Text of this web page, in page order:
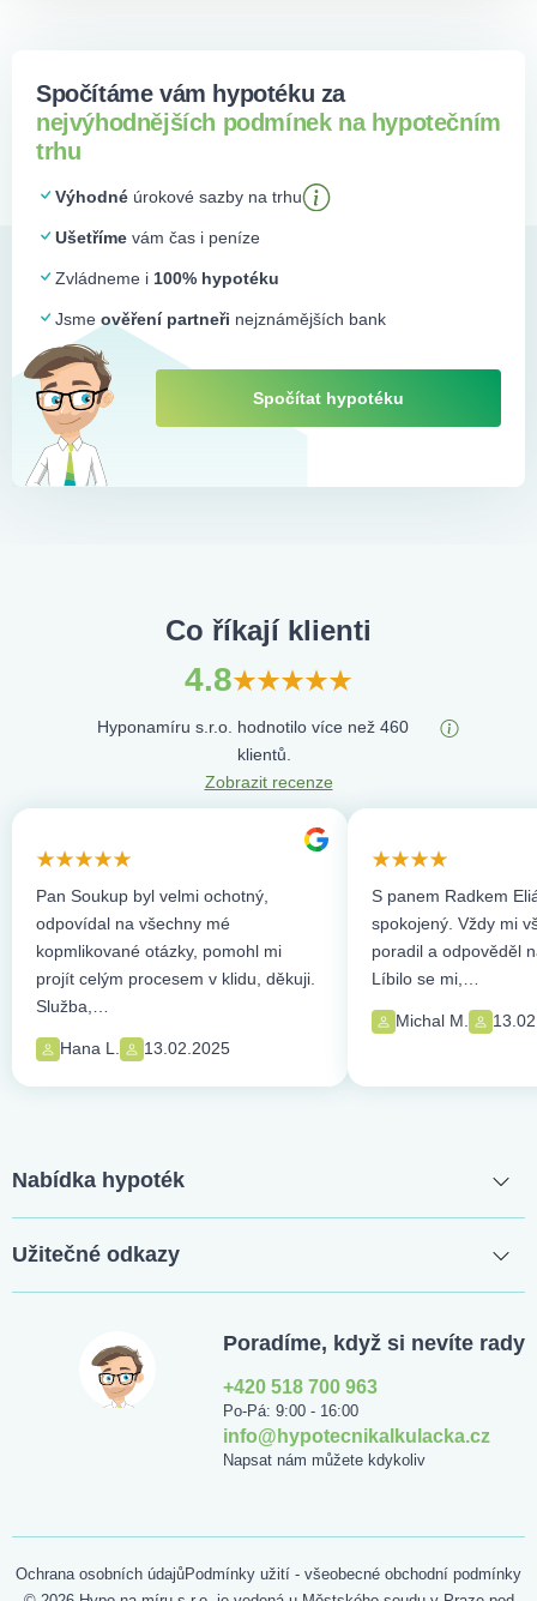
Spočítáme vám hypotéku za
nejvýhodnějších podmínek na hypotečním
trhu
Výhodné úrokové sazby na trhu
Ušetříme vám čas i peníze
Zvládneme i 100% hypotéku
Jsme ověření partneři nejznámějších bank
Spočítat hypotéku
Co říkají klienti
4.8
Hyponamíru s.r.o. hodnotilo více než 460
klientů.
Zobrazit recenze
Pan Soukup byl velmi ochotný,
odpovídal na všechny mé
kopmlikované otázky, pomohl mi
projít celým procesem v klidu, děkuji.
Služba,…
Hana L. 13.02.2025
S panem Radkem
spokojený. Vždy mi
poradil a odpověděl
Líbilo se mi,…
Michal M.
Nabídka hypoték
Užitečné odkazy
Poradíme, když si nevíte rady
+420 518 700 963
Po-Pá: 9:00 - 16:00
info@hypotecnikalkulacka.cz
Napsat nám můžete kdykoliv
Ochrana osobních údajůPodmínky užití - všeobecné obchodní podmínky